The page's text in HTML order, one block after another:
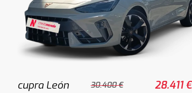
cupra León 30.400 € 28.411 €